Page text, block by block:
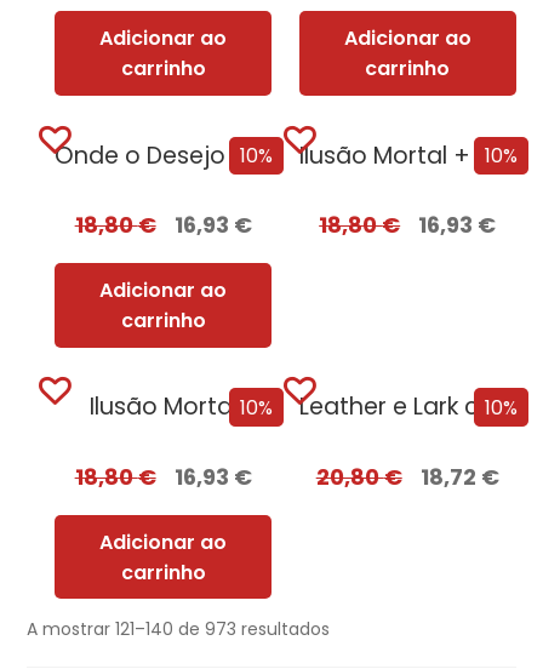
Adicionar ao
carrinho
Adicionar ao
carrinho
10%
Onde o Desejo se Esconde [Nova Edição]
18,80€ 16,93 €
Adicionar ao
carrinho
10%
Ilusão Mortal + Oferta Tentação
18,80€ 16,93 €
10%
Ilusão Mortal
18,80€ 16,93 €
Adicionar ao
carrinho
10%
Leather e Lark com EDGES
20,80€ 18,72 €
A mostrar 121–140 de 973 resultados